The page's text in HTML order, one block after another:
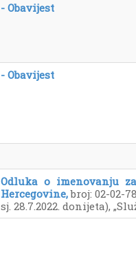
- Obavijest
- Obavijest
Odluka o imenovanju
Hercegovine,broj: 02-02-
sj. 28.7.2022. donijeta),